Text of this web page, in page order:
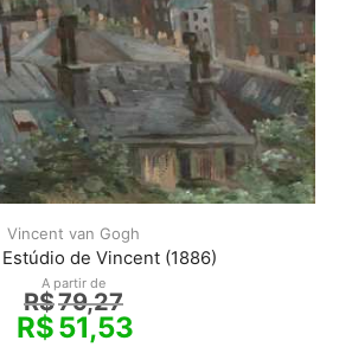
Vincent van Gogh
de Vincent (1886)
A partir de
R$79,27
R$51,53